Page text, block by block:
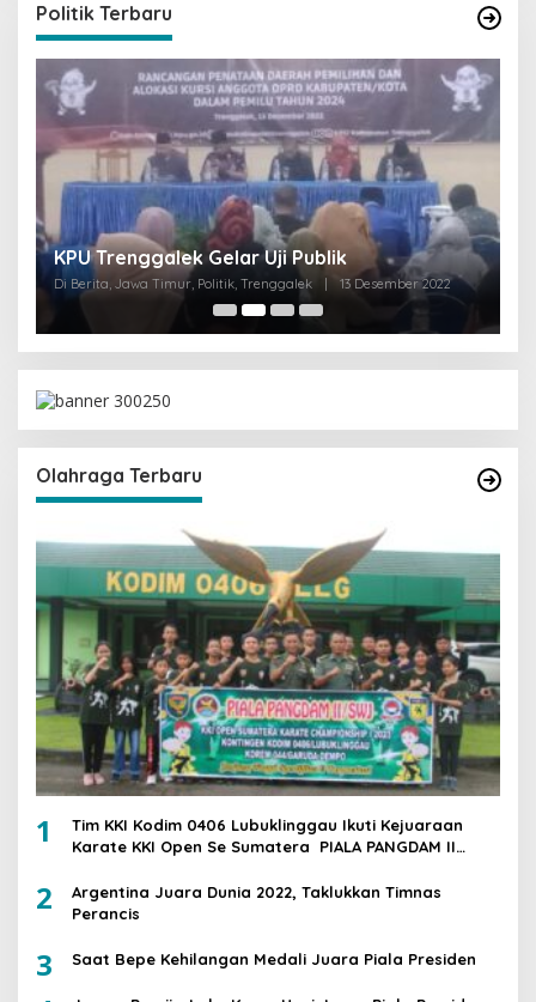
Politik Terbaru
KPU Trenggalek Gelar Uji Publik
Di Berita, Jawa Timur, Politik, Trenggalek 13 Desember 2022
Olahraga Terbaru
1
Tim KKI Kodim 0406 Lubuklinggau Ikuti Kejuaraan
Karate KKI Open Se Sumatera PIALA PANGDAM II
2
Argentina Juara Dunia 2022, Taklukkan Timnas
Perancis
3 Saat Bepe Kehilangan Medali Juara Piala Presiden